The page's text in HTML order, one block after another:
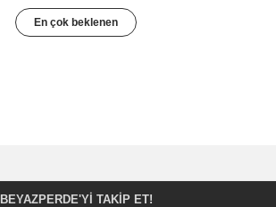
En çok beklenen
BEYAZPERDE'YI TAKIP ET!